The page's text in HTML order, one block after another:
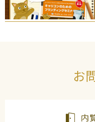
お
内